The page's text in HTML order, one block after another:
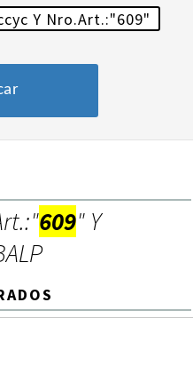
609" Y